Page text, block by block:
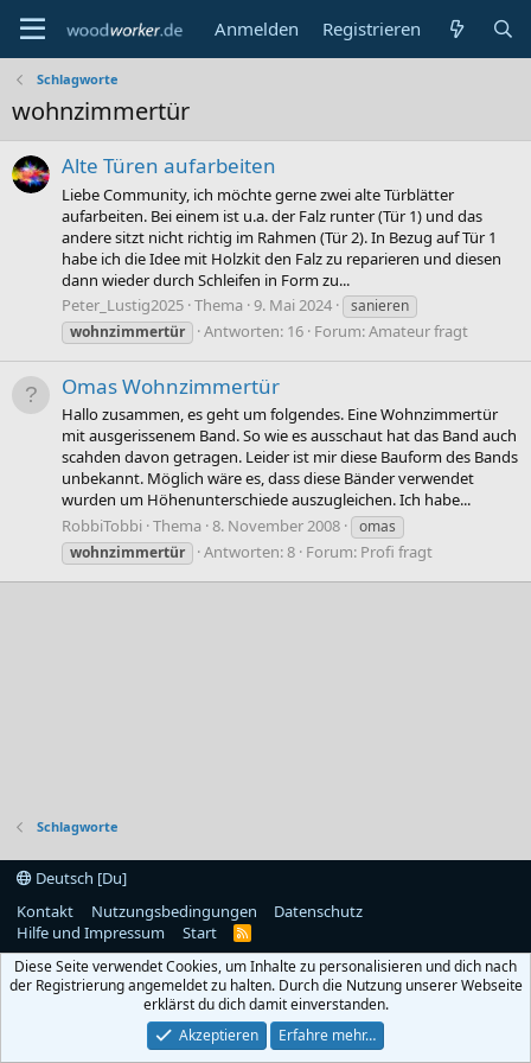
Anmelden Registrieren
Schlagworte
wohnzimmertür
Alte Türen aufarbeiten
Liebe Community, ich möchte gerne zwei alte Türblätter
aufarbeiten. Bei einem ist u.a. der Falz runter (Tür 1) und das
andere sitzt nicht richtig im Rahmen (Tür 2). In Bezug auf Tür 1
habe ich die Idee mit Holzkit den Falz zu reparieren und diesen
dann wieder durch Schleifen in Form zu...
Peter_Lustig2025 Thema 9. Mai 2024
sanieren
wohnzimmertür
Antworten: 16 Forum:Amateur fragt
Omas Wohnzimmertür
Hallo zusammen, es geht um folgendes. Eine Wohnzimmertür
mit ausgerissenem Band. So wie es ausschaut hat das Band auch
scahden davon getragen. Leider ist mir diese Bauform des Bands
unbekannt. Möglich wäre es, dass diese Bänder verwendet
wurden um Höhenunterschiede auszugleichen. Ich habe...
RobbiTobbi Thema 8. November 2008
omas
wohnzimmertür
Antworten: 8 Forum: Profi fragt
Schlagworte
Deutsch [Du]
Kontakt
Nutzungsbedingungen
Datenschutz
Hilfe und Impressum
Start
R
S
Diese Seite verwendet Cookies, um Inhalte zu personalisieren und dich nach
der Registrierung angemeldet zu halten. Durch die Nutzung unserer Webseite
erklärst du dich damit einverstanden.
Akzeptieren
Erfahre mehr…